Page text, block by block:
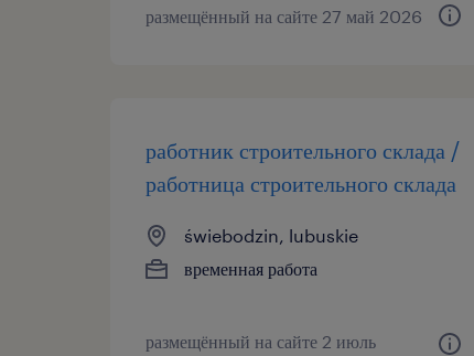
размещённый на сайте 27 май 2026
работник строительного склада /
работница строительного склада
świebodzin, lubuskie
временная работа
размещённый на сайте 2 июль